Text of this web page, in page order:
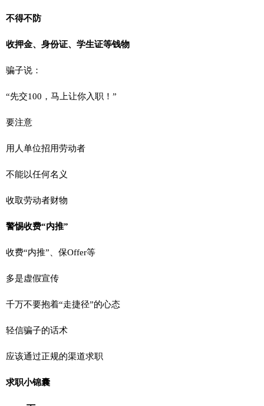
不得不防
收押金、身份证、学生证等钱物
骗子说：
“先交100，马上让你入职！”
要注意
用人单位招用劳动者
不能以任何名义
收取劳动者财物
警惕收费“内推”
收费“内推”、保Offer等
多是虚假宣传
千万不要抱着“走捷径”的心态
轻信骗子的话术
应该通过正规的渠道求职
求职小锦囊